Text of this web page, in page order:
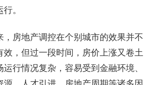
。
，房地产调控在个别城市的效果并不
效，但过一段时间，房价上涨又卷土
行情况复杂，容易受到金融环境、